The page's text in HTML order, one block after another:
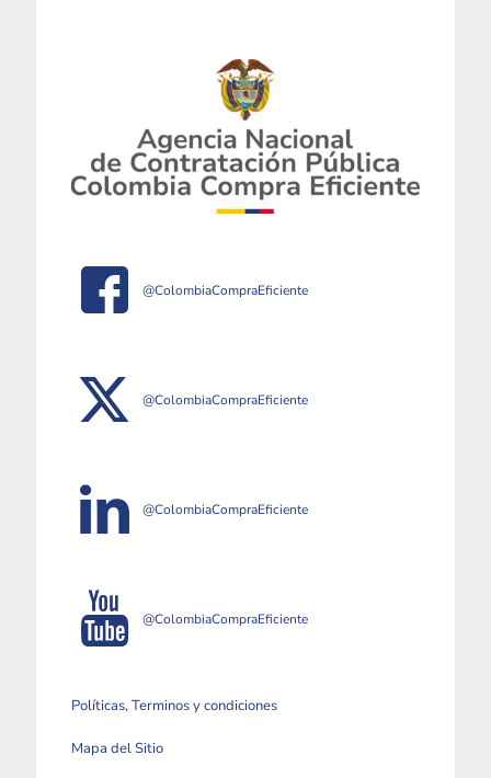
@ColombiaCompraEficiente
@ColombiaCompraEficiente
@ColombiaCompraEficiente
@ColombiaCompraEficiente
Políticas, Terminos y condiciones
Mapa del Sitio